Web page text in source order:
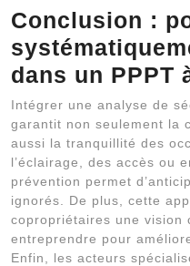
Conclusion :
dans un PPPT
Intégrer une analyse de
garantit non seulement la
aussi la tranquillité des
l’éclairage, des accès ou
prévention permet
ignorés. De plus, cette
copropriétaires une vision
entreprendre pour
Enfin, les acteurs